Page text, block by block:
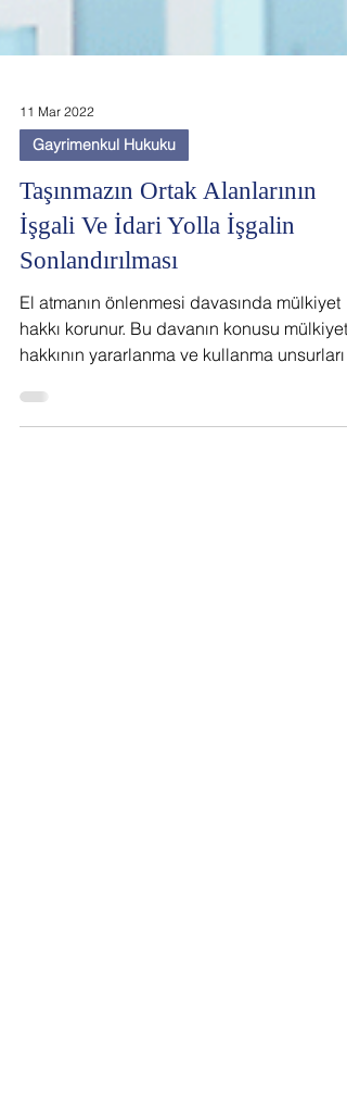
Gayrimenkul Hukuku
Taşınmazın Ortak Alanlarının
Sonlandırılması
El atmanın önlenmesi davasında mülkiyet
hakkı korunur. Bu davanın konusu mülkiyet